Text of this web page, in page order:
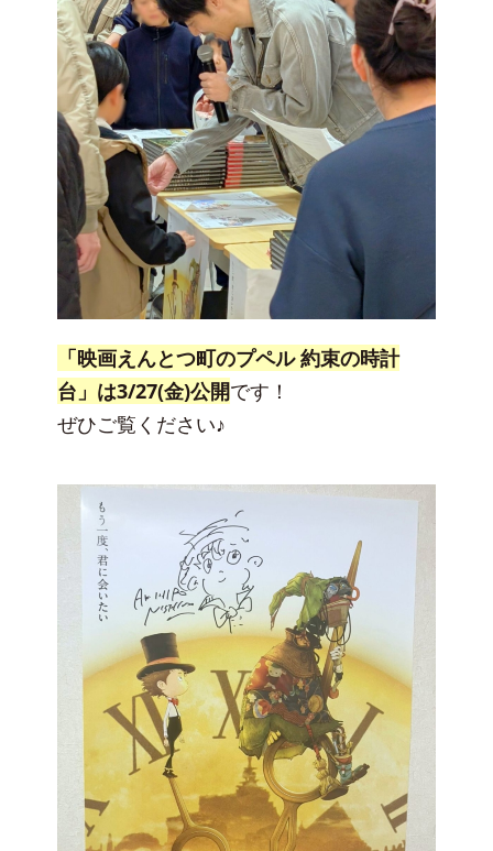
「映画えんとつ町のプペル 約束の時計
台」は3/27(金)公開です！
ぜひご覧ください♪